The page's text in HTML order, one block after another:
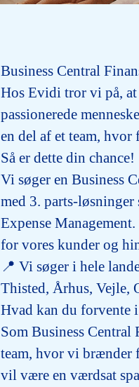
Business Central
Hos Evidi tror vi på,
passionerede
en del af et team,
Så er dette din chance!
Vi søger en Business
med 3. parts-løsninger
Expense Management
for vores kunder og
📍 Vi søger i hele
Thisted, Århus, Vejle,
Hvad kan du forvente
Som Business Central
team, hvor vi brænder
vil være en værdsat